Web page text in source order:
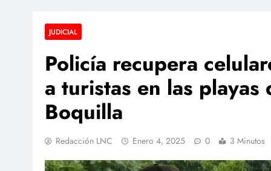
JUDICIAL
Policía recupera
a turistas en las playas
Boquilla
Redacción LNC Enero 4, 2025 0 3 Minutos